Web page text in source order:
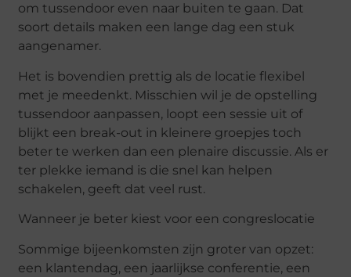
om tussendoor even naar buiten te gaan. Dat
soort details maken een lange dag een stuk
aangenamer.
Het is bovendien prettig als de locatie flexibel
met je meedenkt. Misschien wil je de opstelling
tussendoor aanpassen, loopt een sessie uit of
blijkt een break-out in kleinere groepjes toch
beter te werken dan een plenaire discussie. Als er
ter plekke iemand is die snel kan helpen
schakelen, geeft dat veel rust.
Wanneer je beter kiest voor een congreslocatie
Sommige bijeenkomsten zijn groter van opzet:
een klantendag, een jaarlijkse conferentie, een